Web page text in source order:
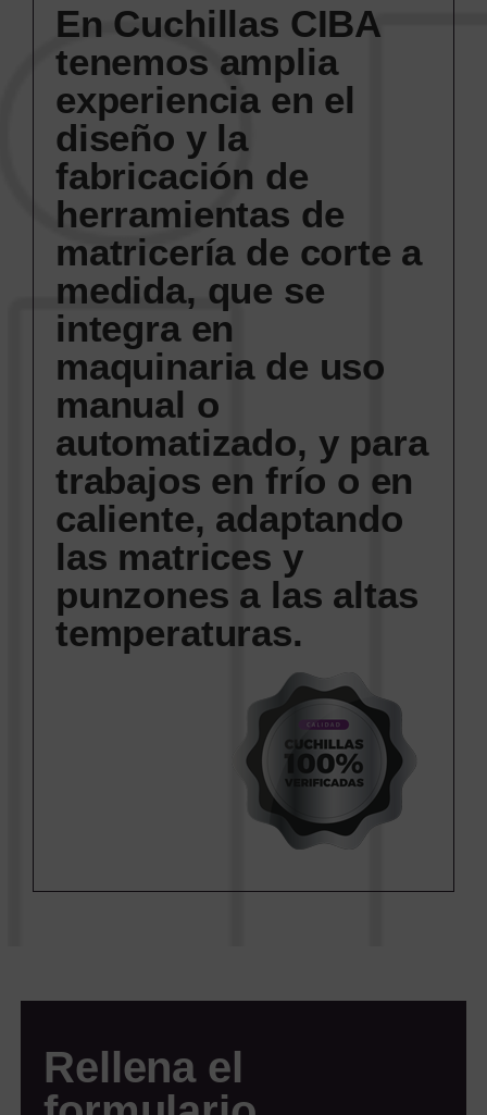
En Cuchillas CIBA
tenemos amplia
experiencia en el
diseño y la
fabricación de
herramientas de
matricería de corte a
medida, que se
integra en
maquinaria de uso
manual o
automatizado, y para
trabajos en frío o en
caliente, adaptando
las matrices y
punzones a las altas
temperaturas.
Rellena el